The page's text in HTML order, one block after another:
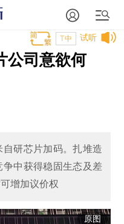
试听
T中
公司意欲何
研芯片加码。扎堆造
中获得稳固生态及差
增加议价权
原图